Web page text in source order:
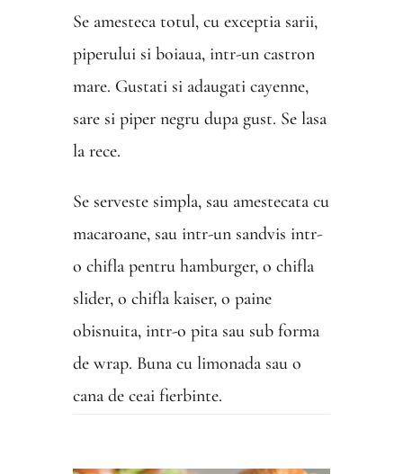
Se amesteca totul, cu exceptia sarii,
piperului si boiaua, intr-un castron
mare. Gustati si adaugati cayenne,
sare si piper negru dupa gust. Se lasa
la rece.
Se serveste simpla, sau amestecata cu
macaroane, sau intr-un sandvis intr-
o chifla pentru hamburger, o chifla
slider, o chifla kaiser, o paine
obisnuita, intr-o pita sau sub forma
de wrap. Buna cu limonada sau o
cana de ceai fierbinte.